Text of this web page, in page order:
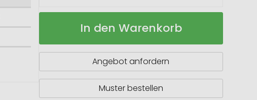
Isolierflasche
Auf
In den Warenkorb
Angebot anfordern
Muster bestellen